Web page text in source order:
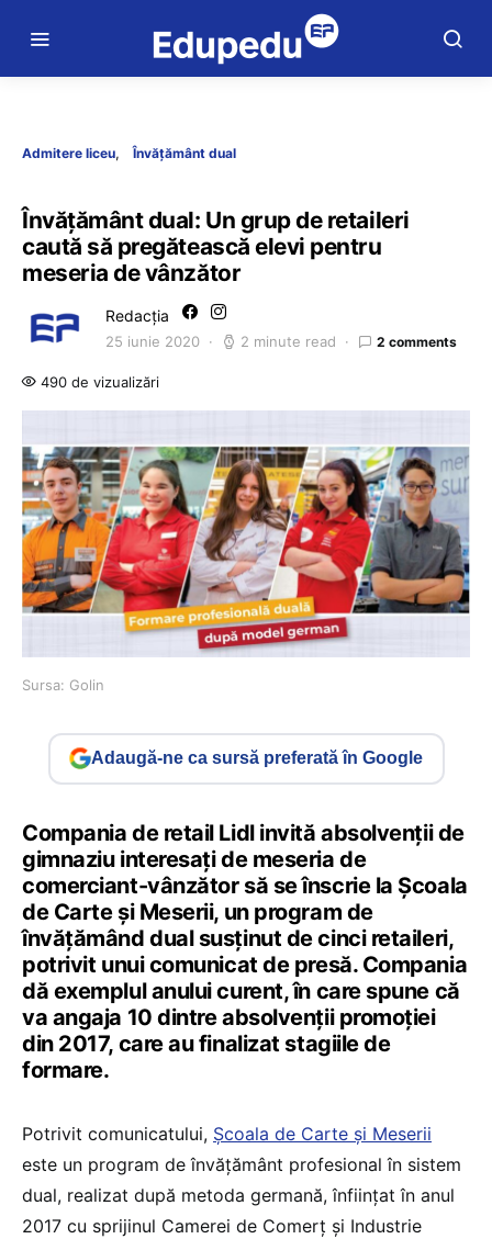
Admitere liceu Învățământ dual
Învățământ dual: Un grup de retaileri
caută să pregătească elevi pentru
meseria de vânzător
Redacția
25 iunie 2020 2 minute read 2 comments
490 de vizualizări
Sursa: Golin
Adaugă-ne ca sursă preferată în Google
Compania de retail Lidl invită absolvenții de
gimnaziu interesați de meseria de
comerciant-vânzător să se înscrie la Școala
de Carte și Meserii, un program de
învățămând dual susținut de cinci retaileri,
potrivit unui comunicat de presă. Compania
dă exemplul anului curent, în care spune că
va angaja 10 dintre absolvenții promoției
din 2017, care au finalizat stagiile de
formare.
Potrivit comunicatului, Școala de Carte și Meserii
este un program de învățământ profesional în sistem
dual, realizat după metoda germană, înființat în anul
2017 cu sprijinul Camerei de Comerț și Industrie